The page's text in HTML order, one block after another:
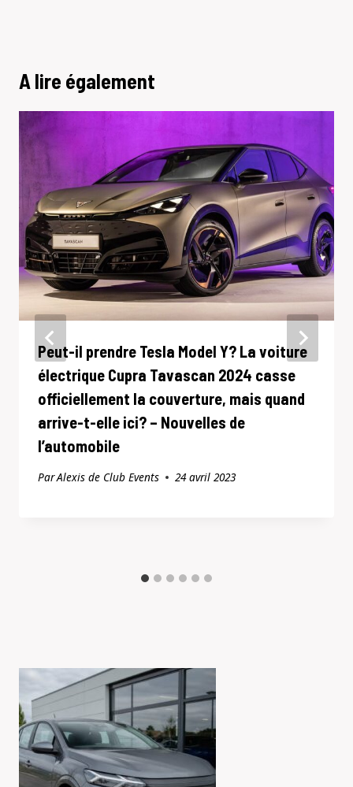
A lire également
Peut-il prendre Tesla Model Y? La voiture
électrique Cupra Tavascan 2024 casse
officiellement la couverture, mais quand
arrive-t-elle ici? – Nouvelles de
l’automobile
ParAlexis de Club Events 24 avril 2023